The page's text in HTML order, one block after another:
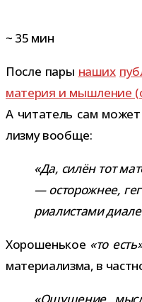
~ 35 мин
После пары наших
мате­рия и мыш­ле­ние
А чита­тель сам
лизму вообще:
«Да, силён тот
— осто­рож­нее,
ри­а­ли­стами
Хорошенькое «то
мате­ри­а­лизма, в